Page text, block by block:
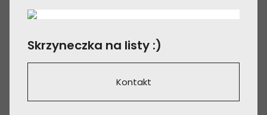
Skrzyneczka na listy :)
Kontakt